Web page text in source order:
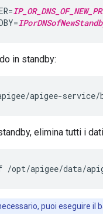
in standby:
apigee-
elimina tutti i
/opt/apigee/data/
puoi eseguire il